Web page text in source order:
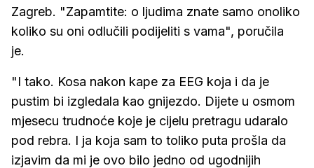
Zagreb. "Zapamtite: o ljudima znate samo onoliko
koliko su oni odlučili podijeliti s vama", poručila
je.
"I tako. Kosa nakon kape za EEG koja i da je
pustim bi izgledala kao gnijezdo. Dijete u osmom
mjesecu trudnoće koje je cijelu pretragu udaralo
pod rebra. I ja koja sam to toliko puta prošla da
izjavim da mi je ovo bilo jedno od ugodnijih